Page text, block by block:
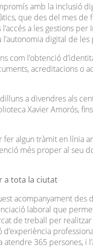
amb la inclusió
que des del mes
a les gestions
digital de les
com l’obtenció
acreditacions o
a divendres als
Xavier Amorós,
algun tràmit en línia
més proper al seu
a tota la ciutat
acompanyament
laboral que
de treball per
365 persones, i